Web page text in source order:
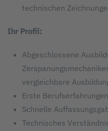
technischen
Ihr Profil:
Abgeschlossene
vergleichbare
Erste
Schnelle
Technisches